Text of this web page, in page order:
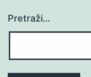
Pretraži…